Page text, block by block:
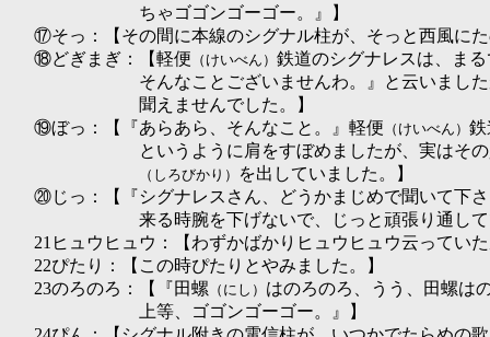
ちゃゴゴンゴーゴー。』】
⑰そっ：【その間に本線のシグナル柱が、そっと西風に
⑱どぎまぎ：【軽便 （けいべん） 鉄道のシグナレスは、ま
そんなことございませんわ。』と云いまし
聞えませんでした。】
⑲ぼっ：【『あらあら、そんなこと。』軽便 （けいべん） 鉄
というように肩をすぼめましたが、実はそ
（しろびかり）
を出していました。】
⑳じっ：【『シグナレスさん、どうかまじめで聞いて下
来る時腕を下げないで、じっと頑張り通し
21ヒュウヒュウ：【わずかばかりヒュウヒュウ云ってい
22ぴたり：【この時ぴたりとやみました。】
23のろのろ：【『田螺 （にし） はのろのろ、うう、田螺は
上等、ゴゴンゴーゴー。』】